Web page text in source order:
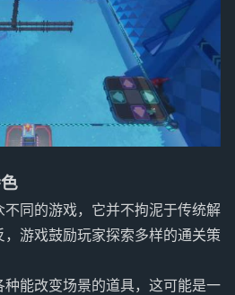
不同的游戏，它并不拘泥于传统解
游戏鼓励玩家探索多样的通关策
能改变场景的道具，这可能是一